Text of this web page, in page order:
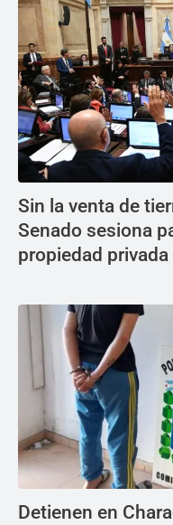
Sin la venta de
Senado sesiona
propiedad privada
Detienen en